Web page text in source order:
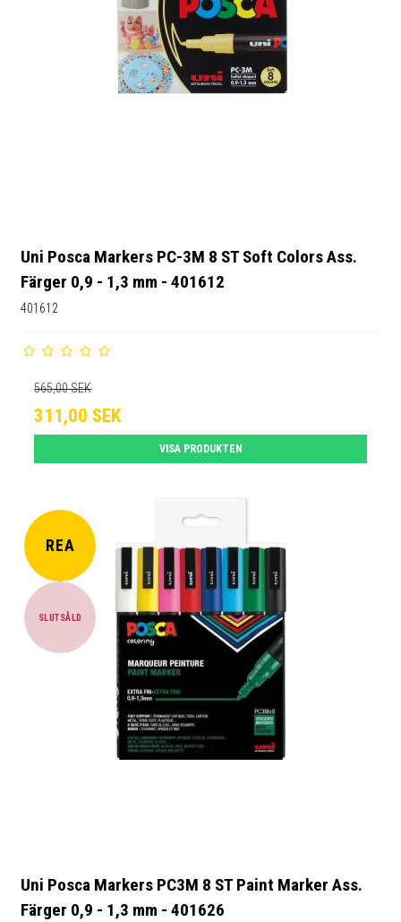
Uni Posca Markers PC-3M 8 ST Soft Colors Ass.
Färger 0,9 - 1,3 mm - 401612
401612
565,00 SEK
311,00 SEK
VISA PRODUKTEN
REA
SLUTSÅLD
Uni Posca Markers PC3M 8 ST Paint Marker Ass.
Färger 0,9 - 1,3 mm - 401626